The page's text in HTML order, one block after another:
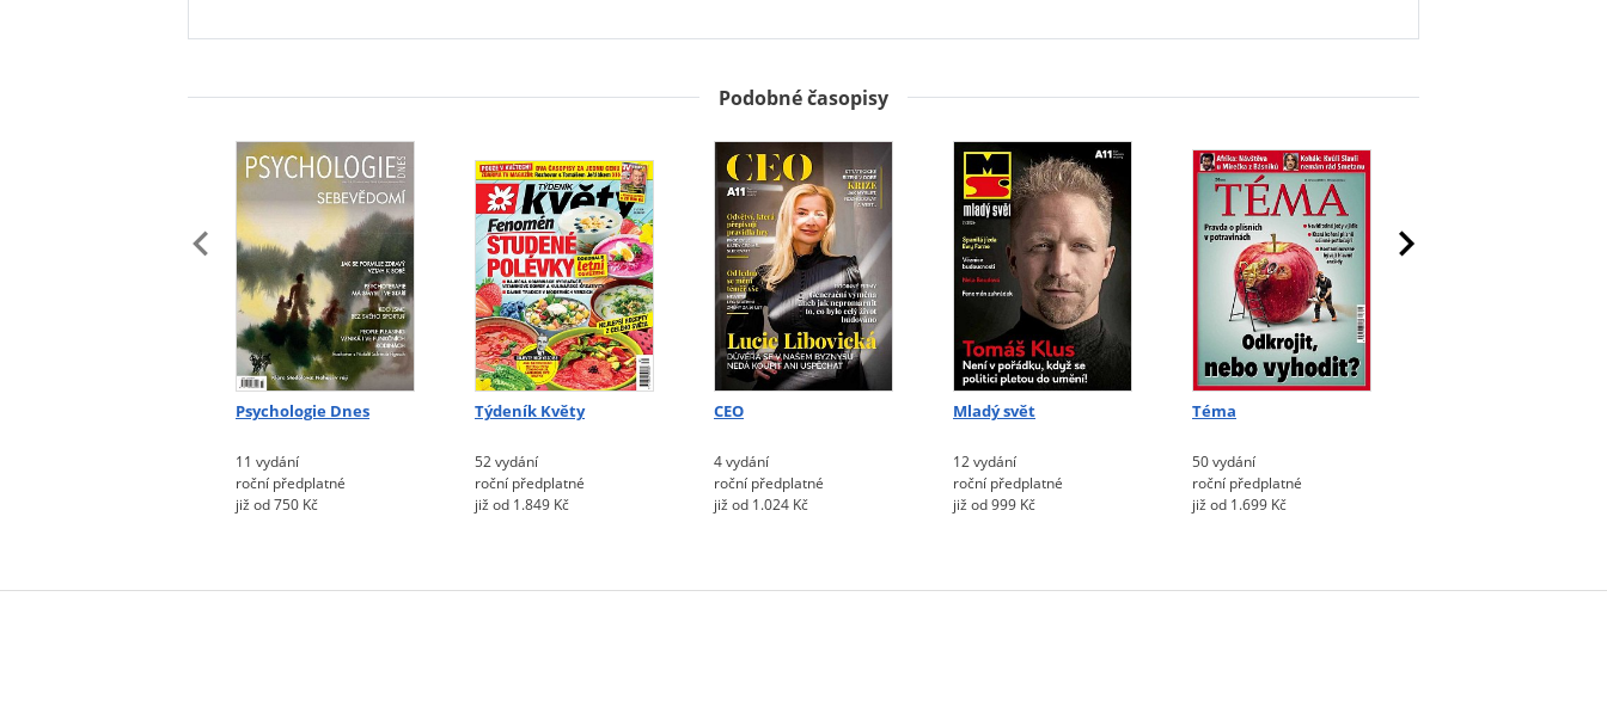
Podobné časopisy
Psychologie Dnes
11 vydání
roční předplatné
již od 750 Kč
Týdeník Květy
52 vydání
roční předplatné
již od 1.849 Kč
CEO
4 vydání
roční předplatné
již od 1.024 Kč
Mladý svět
12 vydání
roční předplatné
již od 999 Kč
Téma
50 vydání
roční předplatné
již od 1.699 Kč